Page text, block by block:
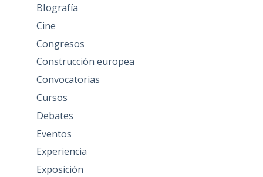
BIografía
Cine
Congresos
Construcción europea
Convocatorias
Cursos
Debates
Eventos
Experiencia
Exposición